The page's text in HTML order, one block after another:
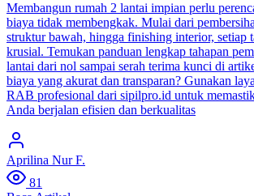
Membangun rumah 2 lantai impian perlu
biaya tidak membengkak. Mulai dari
struktur bawah, hingga finishing interior, setiap
krusial. Temukan panduan lengkap tahapan
lantai dari nol sampai serah terima kunci di
biaya yang akurat dan transparan? Gunakan
RAB profesional dari sipilpro.id untuk
Anda berjalan efisien dan berkualitas
Aprilina Nur F.
81